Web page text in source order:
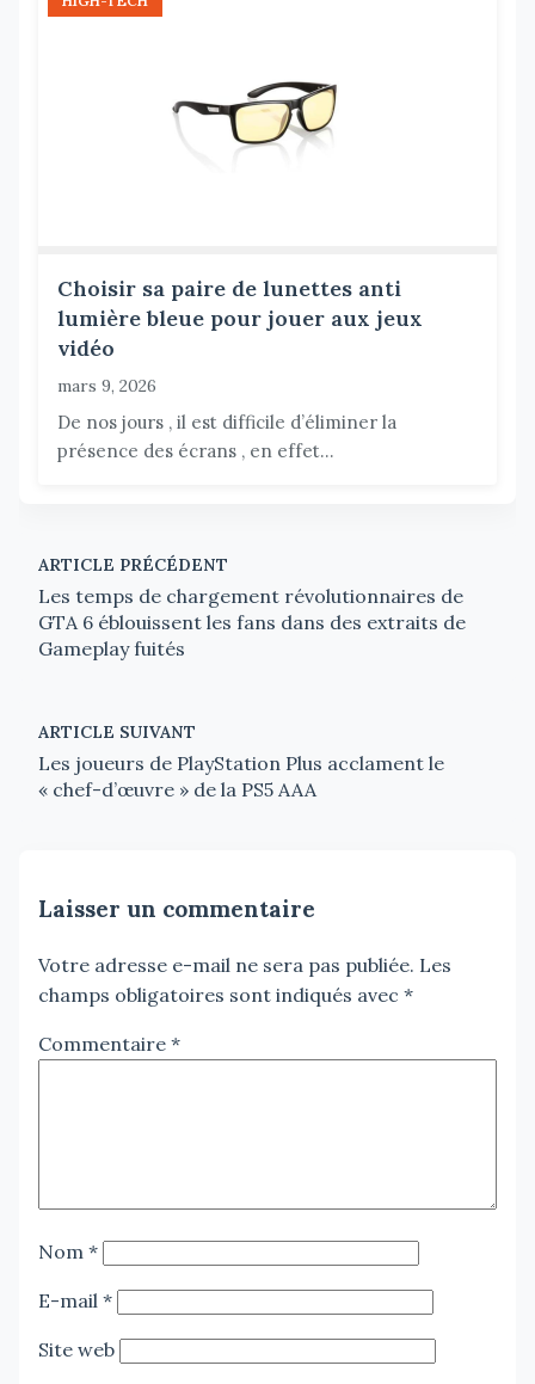
Choisir sa paire de lunettes anti
lumière bleue pour jouer aux jeux
vidéo
mars 9, 2026
De nos jours , il est difficile d’éliminer la
présence des écrans , en effet...
ARTICLE PRÉCÉDENT
Les temps de chargement révolutionnaires de
GTA 6 éblouissent les fans dans des extraits de
Gameplay fuités
ARTICLE SUIVANT
Les joueurs de PlayStation Plus acclament le
« chef-d’œuvre » de la PS5 AAA
Laisser un commentaire
Votre adresse e-mail ne sera pas publiée. Les
champs obligatoires sont indiqués avec *
Commentaire *
Nom *
E-mail *
Site web